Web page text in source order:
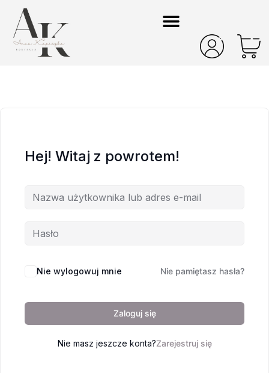
Hej! Witaj z powrotem!
Nie wylogowuj mnie Nie pamiętasz hasła?
Zaloguj się
Nie masz jeszcze konta?Zarejestruj się